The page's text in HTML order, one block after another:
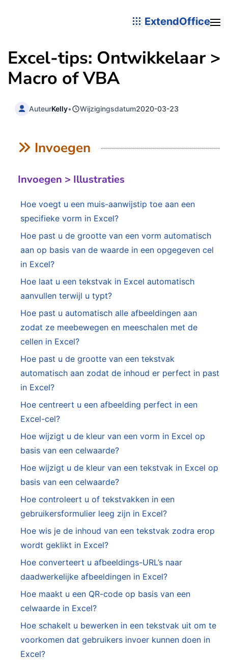
ExtendOffice
Excel-tips: Ontwikkelaar >
Macro of VBA
AuteurKelly• Wijzigingsdatum2020-03-23
Invoegen
Invoegen > Illustraties
Hoe voegt u een muis-aanwijstip toe aan een
specifieke vorm in Excel?
Hoe past u de grootte van een vorm automatisch
aan op basis van de waarde in een opgegeven cel
in Excel?
Hoe laat u een tekstvak in Excel automatisch
aanvullen terwijl u typt?
Hoe past u automatisch alle afbeeldingen aan
zodat ze meebewegen en meeschalen met de
cellen in Excel?
Hoe past u de grootte van een tekstvak
automatisch aan zodat de inhoud er perfect in past
in Excel?
Hoe centreert u een afbeelding perfect in een
Excel-cel?
Hoe wijzigt u de kleur van een vorm in Excel op
basis van een celwaarde?
Hoe wijzigt u de kleur van een tekstvak in Excel op
basis van een celwaarde?
Hoe controleert u of tekstvakken in een
gebruikersformulier leeg zijn in Excel?
Hoe wis je de inhoud van een tekstvak zodra erop
wordt geklikt in Excel?
Hoe converteert u afbeeldings-URL’s naar
daadwerkelijke afbeeldingen in Excel?
Hoe maakt u een QR-code op basis van een
celwaarde in Excel?
Hoe schakelt u bewerken in een tekstvak uit om te
voorkomen dat gebruikers invoer kunnen doen in
Excel?